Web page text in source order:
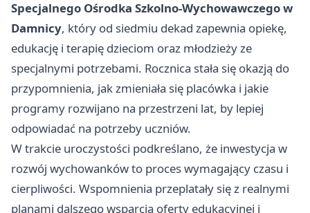
Specjalnego Ośrodka Szkolno-Wychowawczego w
Damnicy, który od siedmiu dekad zapewnia opiekę,
edukację i terapię dzieciom oraz młodzieży ze
specjalnymi potrzebami. Rocznica stała się okazją do
przypomnienia, jak zmieniała się placówka i jakie
programy rozwijano na przestrzeni lat, by lepiej
odpowiadać na potrzeby uczniów.
W trakcie uroczystości podkreślano, że inwestycja w
rozwój wychowanków to proces wymagający czasu i
cierpliwości. Wspomnienia przeplatały się z realnymi
planami dalszego wsparcia oferty edukacyjnej i